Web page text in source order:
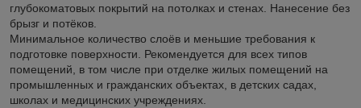
глубокоматовых покрытий на потолках и стенах. Нанесение без
брызг и потёков.
Минимальное количество слоёв и меньшие требования к
подготовке поверхности. Рекомендуется для всех типов
помещений, в том числе при отделке жилых помещений на
промышленных и гражданских объектах, в детских садах,
школах и медицинских учреждениях.